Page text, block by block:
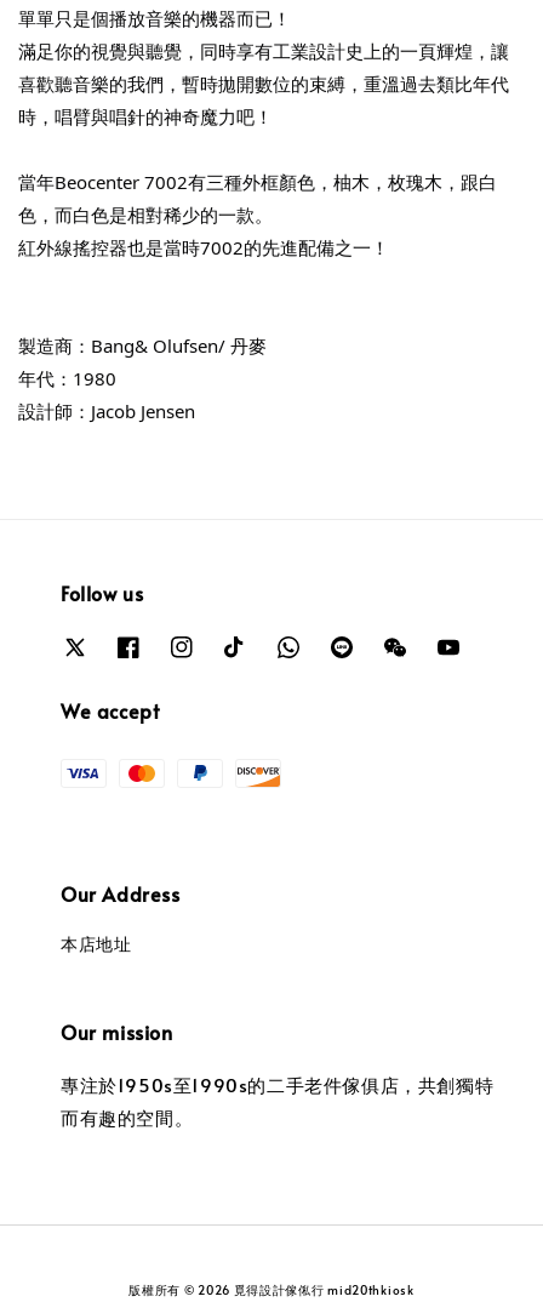
單單只是個播放音樂的機器而已！
滿足你的視覺與聽覺，同時享有工業設計史上的一頁輝煌，讓
喜歡聽音樂的我們，暫時拋開數位的束縛，重溫過去類比年代
時，唱臂與唱針的神奇魔力吧！
當年Beocenter 7002有三種外框顏色，柚木，枚瑰木，跟白
色，而白色是相對稀少的一款。
紅外線搖控器也是當時7002的先進配備之一！
製造商：Bang& Olufsen/ 丹麥
年代：1980
設計師：Jacob Jensen
Follow us
We accept
Our Address
本店地址
Our mission
專注於1950s至1990s的二手老件傢俱店，共創獨特
而有趣的空間。
版權所有 © 2026 覓得設計傢俬行 mid20thkiosk